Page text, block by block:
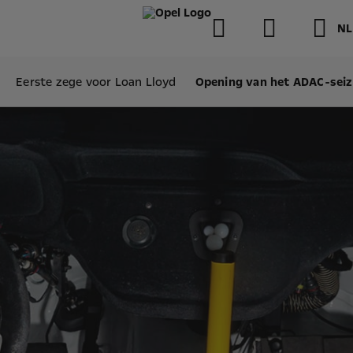
NL
Eerste zege voor Loan Lloyd Opening van het ADAC-